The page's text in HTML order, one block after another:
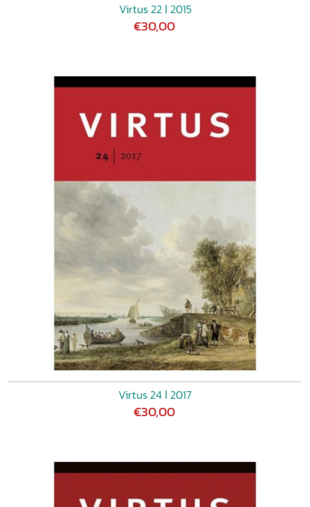
Virtus 22 ǀ 2015
€30,00
Virtus 24 ǀ 2017
€30,00